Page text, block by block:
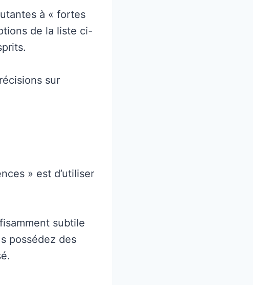
à « fortes
de la liste ci-
sur
» est d’utiliser
subtile
possédez des